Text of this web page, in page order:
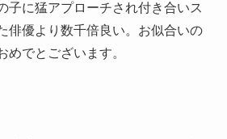
子に猛アプローチされ付き合いス
俳優より数千倍良い。お似合いの
めでとございます。